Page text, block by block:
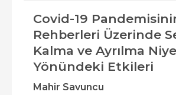
Covid-19
Rehberleri Üzerinde
Kalma ve Ayrılma
Yönündeki Etkileri
Mahir Savuncu